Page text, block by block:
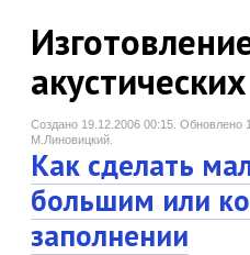
Создано 19.12.2006 00:15. Обновлено
М.Линовицкий.
Как сделать
большим или
заполнении